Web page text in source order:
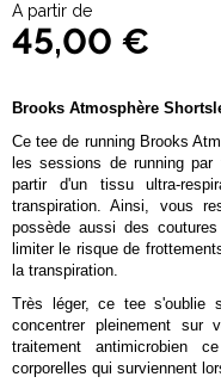
A partir de
45,00 €
Brooks Atmosphère
Ce tee de running Brooks
les sessions de running
partir d'un tissu ultra-
transpiration. Ainsi, vous
possède aussi des
limiter le risque de
la transpiration.
Très léger, ce tee s'oublie
concentrer pleinement
traitement antimicrobien
corporelles qui surviennent